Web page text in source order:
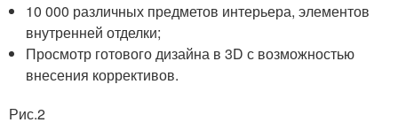
10 000 различных предметов интерьера, элементов
внутренней отделки;
Просмотр готового дизайна в 3D с возможностью
внесения коррективов.
Рис.2